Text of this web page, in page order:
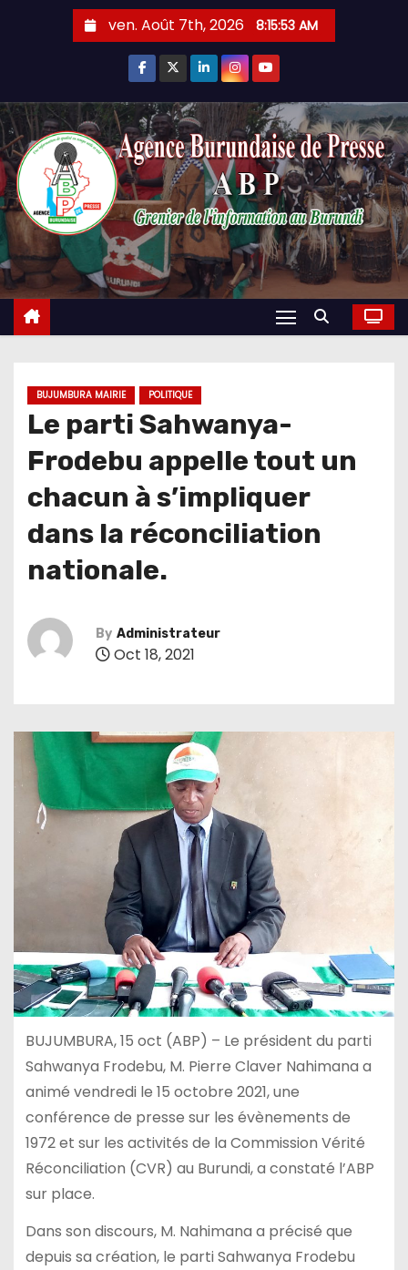
ven. Août 7th, 2026 8:15:55 AM
BUJUMBURA MAIRIE POLITIQUE
Le parti Sahwanya-
Frodebu appelle tout un
chacun à s’impliquer
dans la réconciliation
nationale.
By Administrateur
Oct 18, 2021
BUJUMBURA, 15 oct (ABP) – Le président du parti
Sahwanya Frodebu, M. Pierre Claver Nahimana a
animé vendredi le 15 octobre 2021, une
conférence de presse sur les évènements de
1972 et sur les activités de la Commission Vérité
Réconciliation (CVR) au Burundi, a constaté l’ABP
sur place.
Dans son discours, M. Nahimana a précisé que
depuis sa création, le parti Sahwanya Frodebu